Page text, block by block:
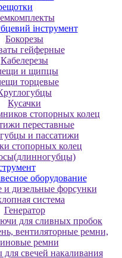
інструмент
Бокорезы
гейферные
Кабелерезы
и щипцы
торцевые
Кусачки
стопорных колец
переставные
и пассатижи
стопорных колец
оборудование
и дизельные форсунки
система
Генератор
для сливных пробок
вентиляторные ремни,
ремни
свечей накаливания